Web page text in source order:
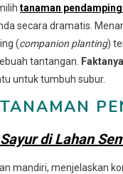
tanaman
secara dramatis.
(companion planting)
tantangan.
Faktanya
untuk tumbuh subur.
di Lahan
mandiri, menjelaskan